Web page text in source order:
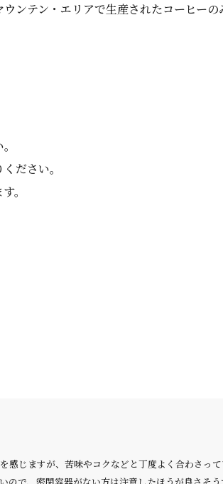
ンテン・エリアで生産されたコーヒー
ださい。
。
感じますが、苦味やコクなどと丁度よく合わさっ